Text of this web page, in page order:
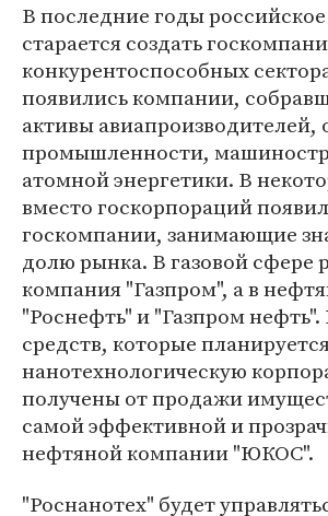
В последние годы российское
старается создать
конкурентоспособных
появились компании,
активы авиапроизводителей,
промышленности,
атомной энергетики. В
вместо госкорпораций
госкомпании, занимающие
долю рынка. В газовой сфере
компания "Газпром", а в
"Роснефть" и "Газпром нефть".
средств, которые
нанотехнологическую
получены от продажи
самой эффективной и
нефтяной компании "ЮКОС".
"Роснанотех" будет